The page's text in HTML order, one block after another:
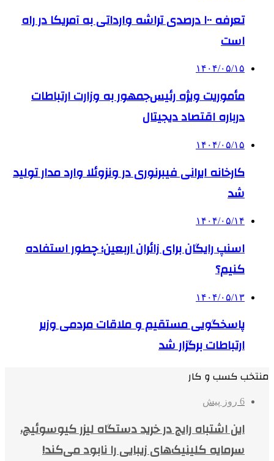
تعرفه ۱۰۰ درصدی تراشه وارداتی به آمریکا در راه
است
۱۴۰۴/۰۵/۱۵
مأموریت ویژه رئیس‌جمهور به وزارت ارتباطات
درباره اقتصاد دیجیتال
۱۴۰۴/۰۵/۱۵
کارخانه ایرانی فیبرنوری در ونزوئلا وارد مدار تولید
شد
۱۴۰۴/۰۵/۱۴
اسنپ رایگان برای زائران اربعین؛ چطور استفاده
کنیم؟
۱۴۰۴/۰۵/۱۳
پاسخگویی مستقیم و ملاقات مردمی وزیر
ارتباطات برگزار شد
منتخب کسب و کار
6 روز پیش
این اشتباه رایج در خرید دستگاه لیزر کیوسوئیچ،
سرمایه کلینیک‌های زیبایی را نابود می‌کند!